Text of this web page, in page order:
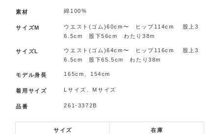
素材 綿100%
サイズM
ウエスト(ゴム)60cm〜 ヒップ114cm 股上3
6.5cm 股下56cm わたり38m
サイズL
ウエスト(ゴム)64cm〜 ヒップ116cm 股上3
6.5cm 股下65.5cm わたり38m
モデル身長 165cm、154cm
着用サイズ Lサイズ、Mサイズ
品番 261-3372B
サイズ 在庫